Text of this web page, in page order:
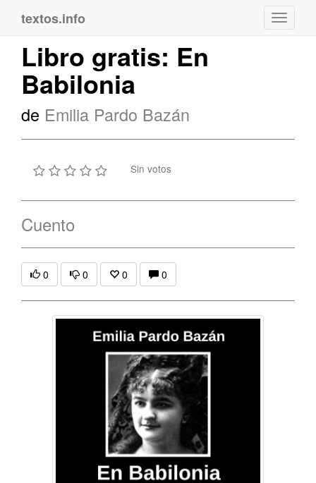
textos.info
Libro gratis: En
Babilonia
de Emilia Pardo Bazán
Sin votos
Cuento
0 0 0 0